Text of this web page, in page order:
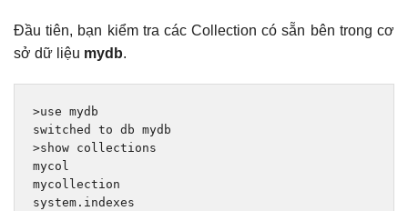
Đầu tiên, bạn kiểm tra các Collection có sẵn bên trong cơ
sở dữ liệu mydb.
>use mydb
>show collections
mycol
mycollection
system . indexes